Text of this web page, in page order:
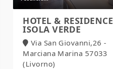
HOTEL & RESIDENCE
ISOLA VERDE
Via San Giovanni,26 -
Marciana Marina 57033
(Livorno)